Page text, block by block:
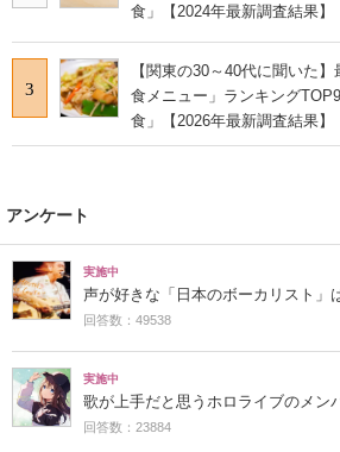
食」【2024年最新調査結果】
3
【関東の30～40代に聞いた
食メニュー」ランキング
食」【2026年最新調査結果】
アンケート
実施中
声が好きな「日本のボーカリスト」
回答数：49538
実施中
歌が上手だと思うホロライブのメン
回答数：23884